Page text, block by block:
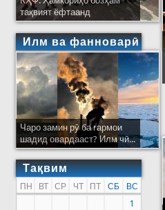
тақвият ёфтаанд
Илм ва фанноварӣ
Чаро замин рӯ ба гармои
шадид овардааст? Илм чӣ...
Тақвим
ПН ВТ СР ЧТ ПТ СБ
ВС
1